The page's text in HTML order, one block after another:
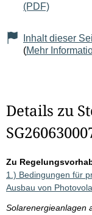
(PDF)
Inhalt dieser
(Mehr
Details zu
Zu
1.) Bedingungen für
Ausbau von
Solarenergieanlagen